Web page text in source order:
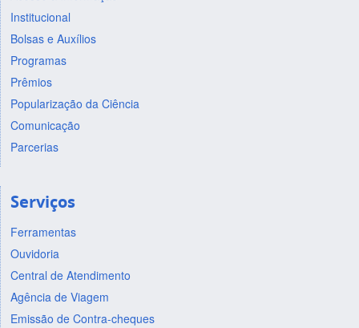
Institucional
Bolsas e Auxílios
Programas
Prêmios
Popularização da Ciência
Comunicação
Parcerias
Serviços
Ferramentas
Ouvidoria
Central de Atendimento
Agência de Viagem
Emissão de Contra-cheques